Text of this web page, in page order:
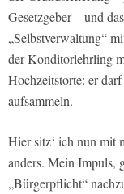
Gesetzgeber – und
„Selbstverwaltung“
der Konditorlehrling
Hochzeitstorte: er
aufsammeln.
Hier sitz‘ ich nun mit
anders. Mein Impuls,
„Bürgerpflicht“